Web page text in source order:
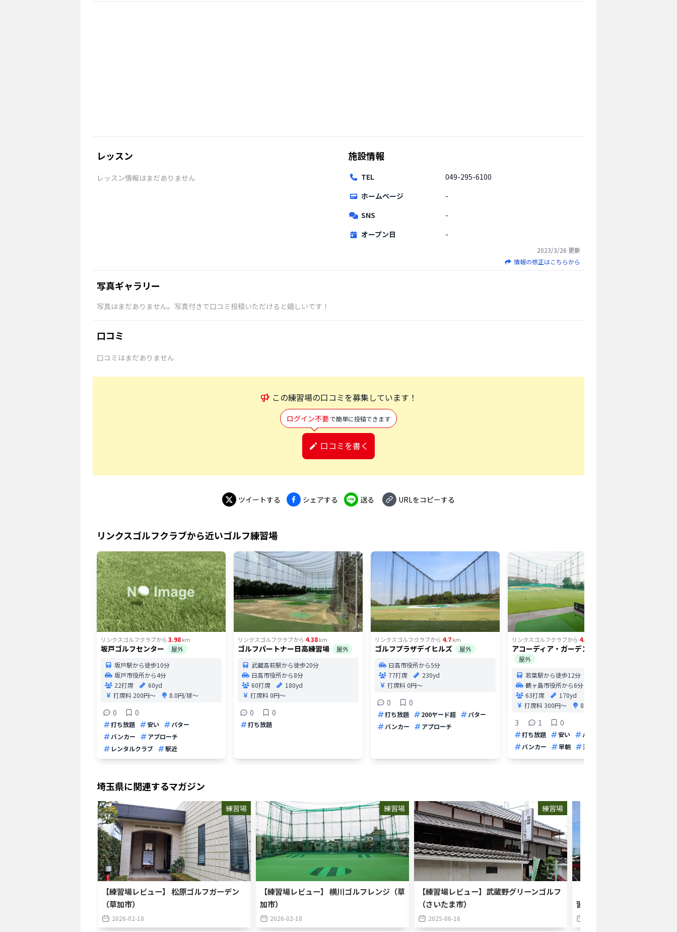
レッスン
レッスン情報はまだありません
施設情報
TEL
049-295-6100
ホームページ
-
SNS
-
オープン日
-
2023/3/26 更新
情報の修正はこちらから
写真ギャラリー
写真はまだありません。写真付きで口コミ投稿いただけると嬉しいです！
口コミ
口コミはまだありません
この練習場の口コミを募集しています！
ログイン不要で簡単に投稿できます
口コミを書く
ツイートする シェアする 送る URLをコピーする
リンクスゴルフクラブから近いゴルフ練習場
リンクスゴルフクラブから 3.98km
坂戸ゴルフセンター
屋外
坂戸駅から徒歩10分
坂戸市役所から4分
22打席
60yd
打席料 200円〜 8.0円/球〜
0 0
打ち放題 安い
パター
バンカー
アプローチ
レンタルクラブ
駅近
リンクスゴルフクラブから 4.38km
ゴルフパートナー日高練習場
屋外
武蔵高萩駅から徒歩20分
日高市役所から8分
60打席
180yd
打席料0円〜
0 0
打ち放題
リンクスゴルフクラブから 4.7km
ゴルフプラザデイヒルズ
屋外
日高市役所から5分
77打席
230yd
打席料0円〜
0 0
打ち放題 200ヤード超
パター
バンカー
アプローチ
リンクスゴルフクラブから 4.77
アコーディア・ガーデン鶴ヶ島
屋外
若葉駅から徒歩12分
鶴ヶ島市役所から6分
63打席
170yd
打席料300円〜 8.0円/球〜
3 1 0
打ち放題 安い
パター
バンカー
早朝 深夜
埼玉県に関連するマガジン
練習場
【練習場レビュー】 松原ゴルフガーデン
（草加市）
2026-02-18
練習場
【練習場レビュー】 横川ゴルフレンジ（草
加市）
2026-02-18
練習場
【練習場レビュー】武蔵野グリーンゴルフ
（さいたま市）
2025-06-16
習場（熊谷市）